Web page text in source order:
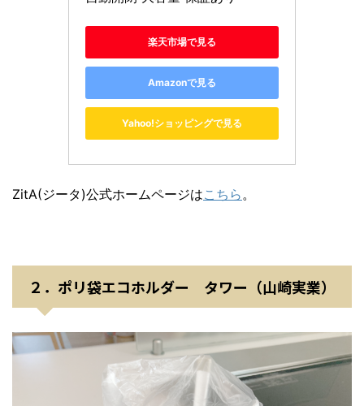
楽天市場で見る
Amazonで見る
Yahoo!ショッピングで見る
ZitA(ジータ)公式ホームページはこちら 。
２．ポリ袋エコホルダー タワー（山崎実業）